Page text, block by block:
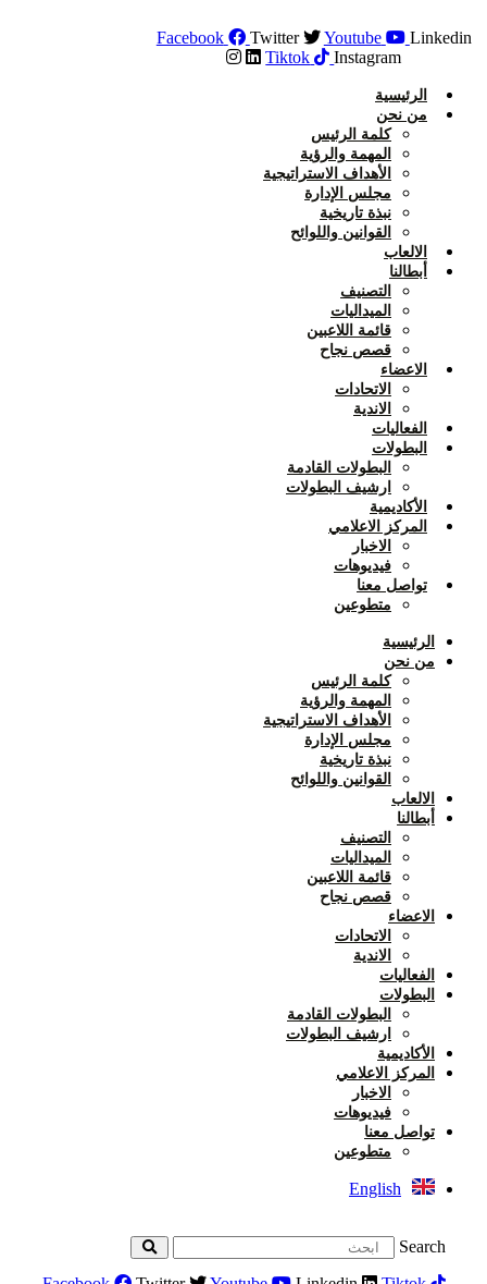
to
Facebook Twitter Youtube
Linkedin
Tiktok
Instagram
الرئيسية
من نحن
كلمة الرئيس
المهمة والرؤية
الأهداف الاستراتيجية
مجلس الإدارة
نبذة تاريخية
القوانين واللوائح
الالعاب
أبطالنا
التصنيف
الميداليات
قائمة اللاعبين
قصص نجاح
الاعضاء
الاتحادات
الاندية
الفعاليات
البطولات
البطولات القادمة
ارشيف البطولات
الأكاديمية
المركز الاعلامي
الاخبار
فيديوهات
تواصل معنا
متطوعين
الرئيسية
من نحن
كلمة الرئيس
المهمة والرؤية
الأهداف الاستراتيجية
مجلس الإدارة
نبذة تاريخية
القوانين واللوائح
الالعاب
أبطالنا
التصنيف
الميداليات
قائمة اللاعبين
قصص نجاح
الاعضاء
الاتحادات
الاندية
الفعاليات
البطولات
البطولات القادمة
ارشيف البطولات
الأكاديمية
المركز الاعلامي
الاخبار
فيديوهات
تواصل معنا
متطوعين
English
Search